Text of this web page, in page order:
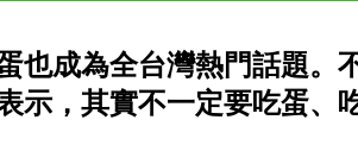
成為全台灣熱門話題。
示，其實不一定要吃蛋、